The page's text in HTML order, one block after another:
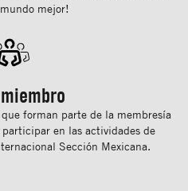
mejor!
forman parte de la membresía
en las actividades de
Sección Mexicana.